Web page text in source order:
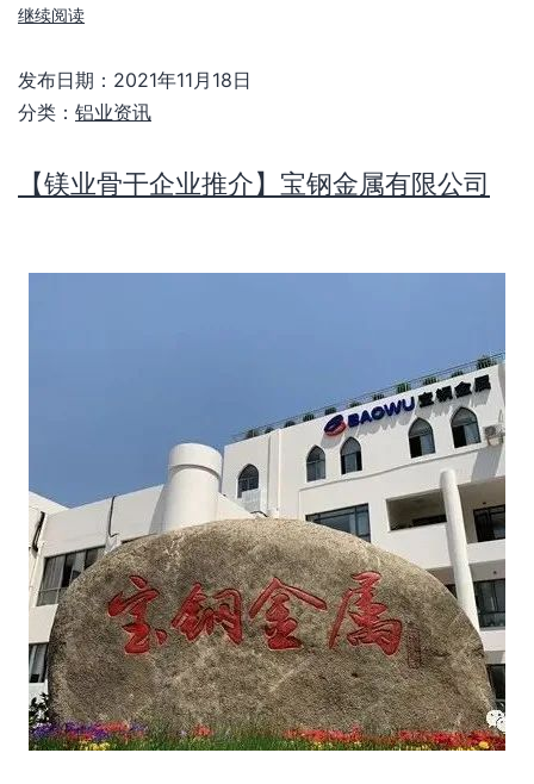
继续阅读
发布日期： 2021年11月18日
分类： 铝业资讯
【镁业骨干企业推介】宝钢金属有限公司